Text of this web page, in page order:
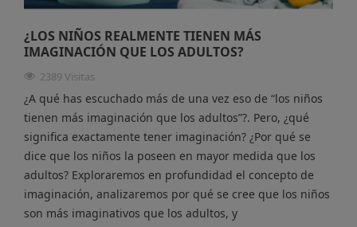
¿LOS NIÑOS REALMENTE TIENEN MÁS
IMAGINACIÓN QUE LOS ADULTOS?
2389 Visitas
¿A qué has escuchado más de una vez eso de “los niños
tienen más imaginación que los adultos”?. Pero, ¿qué
significa exactamente tener imaginación? ¿Por qué se
dice que los niños la poseen en mayor medida que los
adultos? Exploraremos en profundidad el concepto de
imaginación, analizaremos por qué se cree que los niños
son más imaginativos que los adultos, y